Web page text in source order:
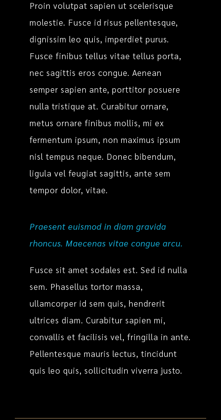
Proin volutpat sapien ut scelerisque
molestie. Fusce id risus pellentesque,
dignissim leo quis, imperdiet purus.
Fusce finibus tellus vitae tellus porta,
nec sagittis eros congue. Aenean
semper sapien ante, porttitor posuere
nulla tristique at. Curabitur ornare,
metus ornare finibus mollis, mi ex
fermentum ipsum, non maximus ipsum
nisl tempus neque. Donec bibendum,
ligula vel feugiat sagittis, ante sem
tempor dolor, vitae.
Praesent euismod in diam gravida
rhoncus. Maecenas vitae congue arcu.
Fusce sit amet sodales est. Sed id nulla
sem. Phasellus tortor massa,
ullamcorper id sem quis, hendrerit
ultrices diam. Curabitur sapien mi,
convallis et facilisis vel, fringilla in ante.
Pellentesque mauris lectus, tincidunt
quis leo quis, sollicitudin viverra justo.